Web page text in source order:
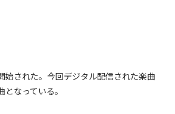
開始された。今回デジタル配信された楽曲
となっている。